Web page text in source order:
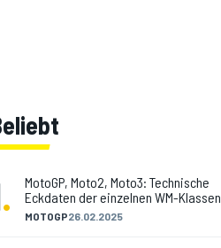
. MOTOGP26.02.2025
MotoGP, Moto2, Moto3: Technische
Eckdaten der einzelnen WM-Klassen